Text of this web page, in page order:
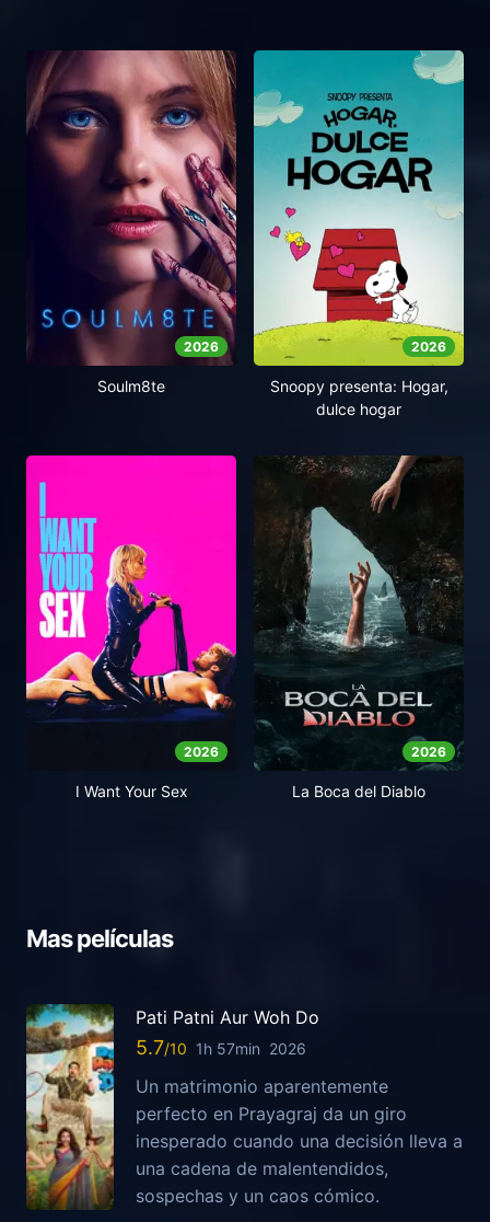
2026
Soulm8te
2026
Snoopy presenta: Hogar,
dulce hogar
2026
I Want Your Sex
2026
La Boca del Diablo
Mas películas
Pati Patni Aur Woh Do
5.7 1h 57min 2026
Un matrimonio aparentemente
perfecto en Prayagraj da un giro
inesperado cuando una decisión lleva a
una cadena de malentendidos,
sospechas y un caos cómico.